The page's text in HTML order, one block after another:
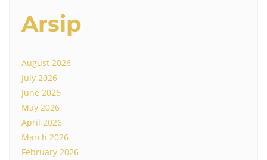
Arsip
August 2026
July 2026
June 2026
May 2026
April 2026
March 2026
February 2026